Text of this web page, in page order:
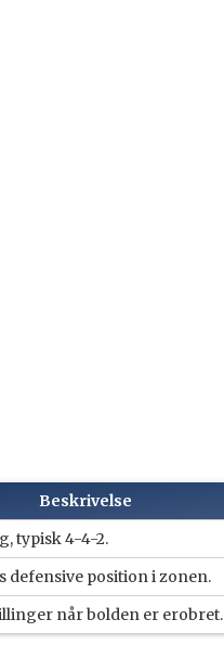
Beskrivelse
typisk 4-4-2.
defensive position i zonen.
når bolden er erobret.